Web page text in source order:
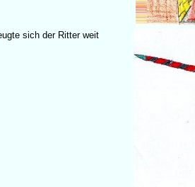
sich der Ritter weit